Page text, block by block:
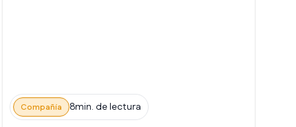
Compañía 8min. de lectura